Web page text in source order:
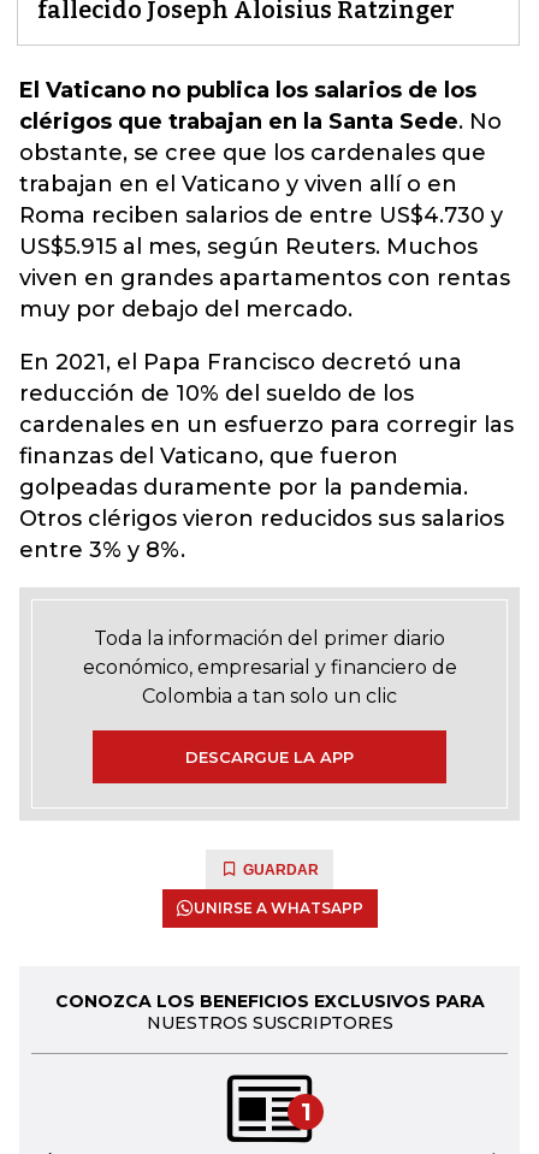
fallecido Joseph Aloisius Ratzinger
El Vaticano no publica los salarios de los
clérigos que trabajan en la Santa Sede. No
obstante, se cree que los cardenales que
trabajan en el Vaticano y viven allí o en
Roma reciben salarios de entre US$4.730 y
US$5.915 al mes, según Reuters. Muchos
viven en grandes apartamentos con rentas
muy por debajo del mercado.
En 2021, el Papa Francisco decretó una
reducción de 10% del sueldo de los
cardenales en un esfuerzo para corregir las
finanzas del Vaticano, que fueron
golpeadas duramente por la pandemia.
Otros clérigos vieron reducidos sus salarios
entre 3% y 8%.
Toda la información del primer diario
económico, empresarial y financiero de
Colombia a tan solo un clic
DESCARGUE LA APP
GUARDAR
UNIRSE A WHATSAPP
CONOZCA LOS BENEFICIOS EXCLUSIVOS PARA
NUESTROS SUSCRIPTORES
1